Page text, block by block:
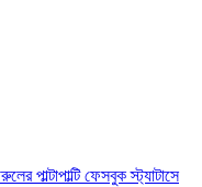
ফেসবুক স্ট্যাটাসে